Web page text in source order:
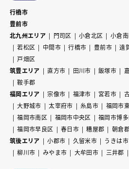
行橋市
豊前市
北九州エリア
門司区 小倉北区 小倉
若松区
中間市 行橋市 豊前市 遠
戸畑区
筑豊エリア
直方市 田川市 飯塚市
鞍手郡
福岡エリア
宗像市 福津市 宮若市
大野城市
太宰府市 糸島市 福岡市
福岡市南区
福岡市中央区 福岡市博
福岡市早良区
春日市 糟屋郡 朝倉
筑後エリア
小郡市 久留米市 うきは市
柳川市
みやま市 大牟田市 三井郡